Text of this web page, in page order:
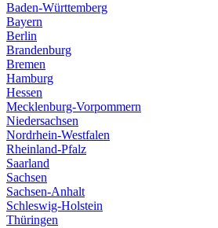
Baden-Württemberg
Bayern
Berlin
Brandenburg
Bremen
Hamburg
Hessen
Mecklenburg-Vorpommern
Niedersachsen
Nordrhein-Westfalen
Rheinland-Pfalz
Saarland
Sachsen
Sachsen-Anhalt
Schleswig-Holstein
Thüringen